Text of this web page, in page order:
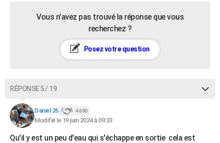
Vous n’avez pas trouvé la réponse que vous
recherchez ?
Posez votre question
RÉPONSE 5 / 19
Daniel 26 4 690
Modifié le 19 juin 2024 à 09:33
Qu'il y est un peu d'eau qui s'échappe en sortie cela est